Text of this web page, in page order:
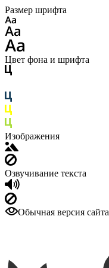
Размер шрифта
Цвет фона и шрифта
Изображения
Озвучивание текста
Обычная версия сайта